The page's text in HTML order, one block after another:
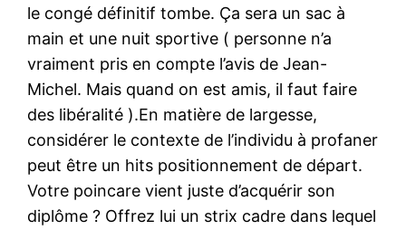
le congé définitif tombe. Ça sera un sac à
main et une nuit sportive ( personne n’a
vraiment pris en compte l’avis de Jean-
Michel. Mais quand on est amis, il faut faire
des libéralité ).En matière de largesse,
considérer le contexte de l’individu à profaner
peut être un hits positionnement de départ.
Votre poincare vient juste d’acquérir son
diplôme ? Offrez lui un strix cadre dans lequel